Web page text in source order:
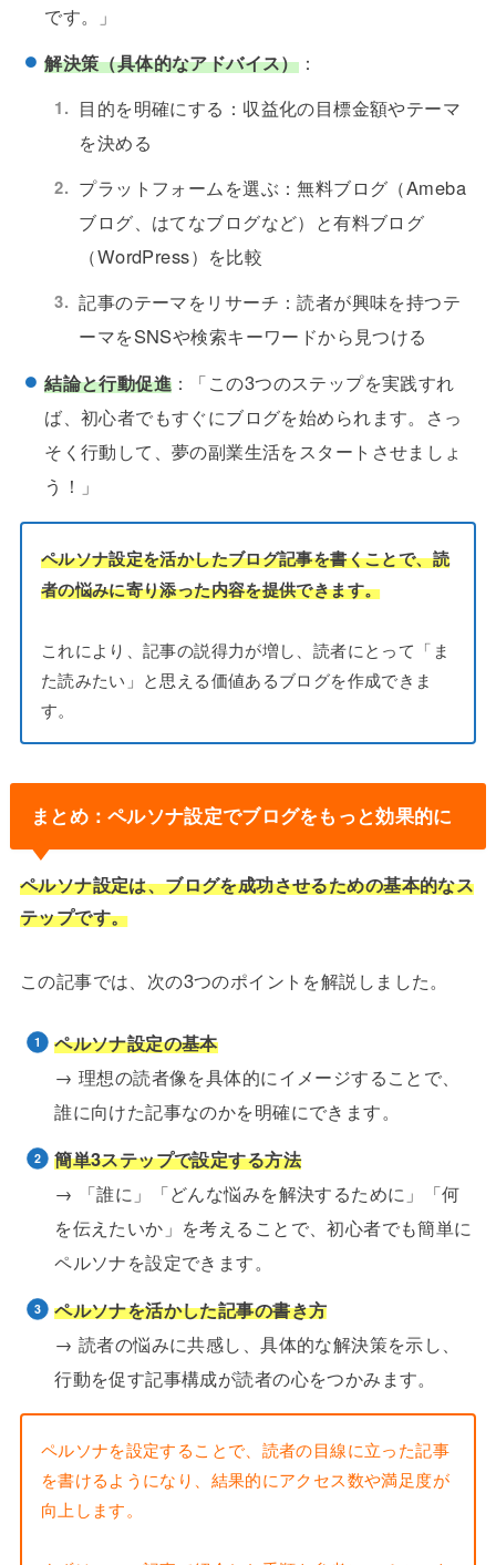
です。」
解決策（具体的なアドバイス）：
目的を明確にする：収益化の目標金額やテーマ
を決める
プラットフォームを選ぶ：無料ブログ（Ameba
ブログ、はてなブログなど）と有料ブログ
（WordPress）を比較
記事のテーマをリサーチ：読者が興味を持つテ
ーマをSNSや検索キーワードから見つける
結論と行動促進 ：「この3つのステップを実践すれ
ば、初心者でもすぐにブログを始められます。さっ
そく行動して、夢の副業生活をスタートさせましょ
う！」
ペルソナ設定を活かしたブログ記事を書くことで、読
者の悩みに寄り添った内容を提供できます。
これにより、記事の説得力が増し、読者にとって「ま
た読みたい」と思える価値あるブログを作成できま
す。
まとめ：ペルソナ設定でブログをもっと効果的に
ペルソナ設定は、ブログを成功させるための基本的なス
テップです。
この記事では、次の3つのポイントを解説しました。
ペルソナ設定の基本
→ 理想の読者像を具体的にイメージすることで、
誰に向けた記事なのかを明確にできます。
簡単3ステップで設定する方法
→ 「誰に」「どんな悩みを解決するために」「何
を伝えたいか」を考えることで、初心者でも簡単に
ペルソナを設定できます。
ペルソナを活かした記事の書き方
→ 読者の悩みに共感し、具体的な解決策を示し、
行動を促す記事構成が読者の心をつかみます。
ペルソナを設定することで、読者の目線に立った記事
を書けるようになり、結果的にアクセス数や満足度が
向上します。